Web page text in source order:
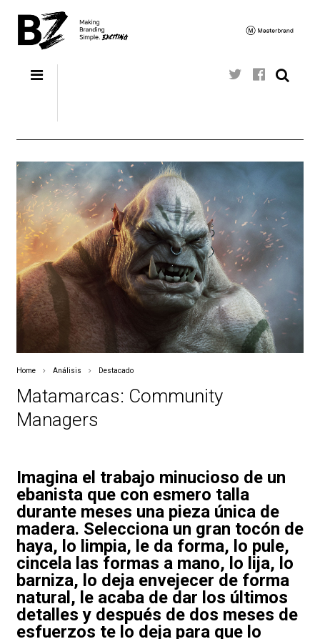
Home Análisis Destacado
Matamarcas: Community
Managers
Imagina el trabajo minucioso de un
ebanista que con esmero talla
durante meses una pieza única de
madera. Selecciona un gran tocón de
haya, lo limpia, le da forma, lo pule,
cincela las formas a mano, lo lija, lo
barniza, lo deja envejecer de forma
natural, le acaba de dar los últimos
detalles y después de dos meses de
esfuerzos te lo deja para que lo